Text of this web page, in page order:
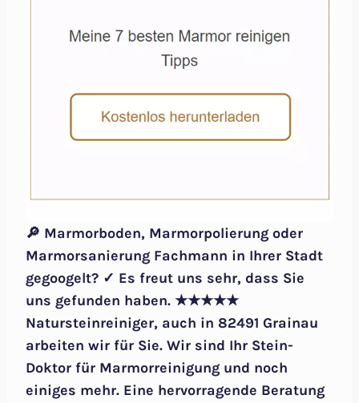
🔎 Marmorboden, Marmorpolierung oder
Marmorsanierung Fachmann in Ihrer Stadt
gegoogelt? ✓ Es freut uns sehr, dass Sie
uns gefunden haben. ★★★★★
Natursteinreiniger, auch in 82491 Grainau
arbeiten wir für Sie. Wir sind Ihr Stein-
Doktor für Marmorreinigung und noch
einiges mehr. Eine hervorragende Beratung